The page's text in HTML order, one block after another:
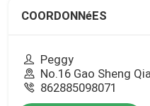
COORDONNéES
Peggy
No.16 Gao Sheng
862885098071